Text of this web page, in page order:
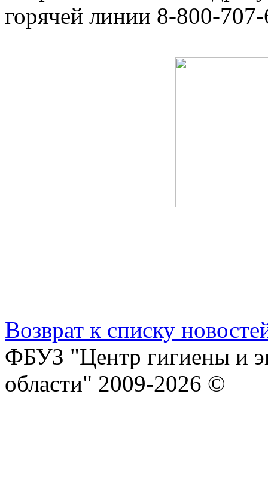
горячей линии 8-800-
Возврат к списку
ФБУЗ "Центр гигиены и
области" 2009-2026 ©